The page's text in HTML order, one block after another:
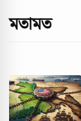
মতামত